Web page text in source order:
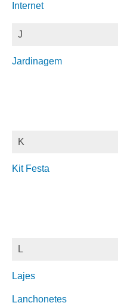
Internet
J
Jardinagem
K
Kit Festa
L
Lajes
Lanchonetes